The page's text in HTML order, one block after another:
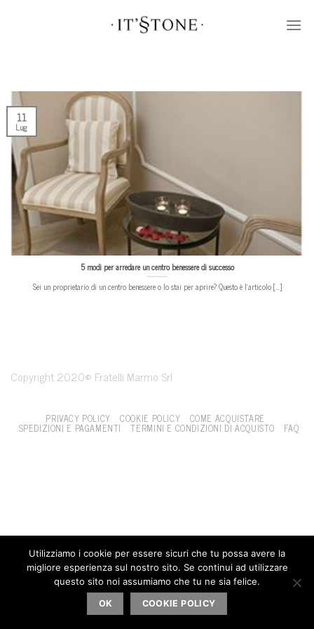
5 modi per arredare un centro benessere di successo
Sei un proprietario di un centro benessere o lo stai per aprire? Questo è l’articolo [...]
11
Lug
Copyright 2020© Fratelli Marmo Srl
PRIVACY POLICY COOKIE POLICY COME ACQUISTARE
SPEDIZIONI E PAGAMENTI TERMINI E CONDIZIONI DI ACQUISTO FAQ
Utilizziamo i cookie per essere sicuri che tu possa avere la
migliore esperienza sul nostro sito. Se continui ad utilizzare
questo sito noi assumiamo che tu ne sia felice.
OK COOKIE POLICY